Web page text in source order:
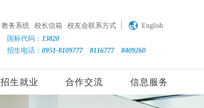
教务系统 校长信箱 校友会联系方式
English
国标代码： 13820
招生电话： 0951-8109777 8116777 8409260
招生就业 合作交流 信息服务